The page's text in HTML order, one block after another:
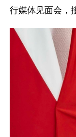
行媒体见面会，